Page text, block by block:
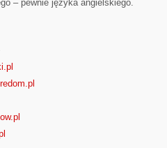
– pewnie języka angielskiego.